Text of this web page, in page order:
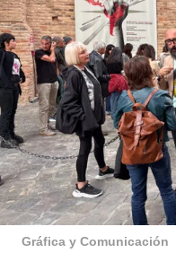
Gráfica y Comunicación